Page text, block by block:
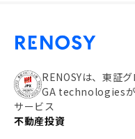
RENOSYは、東証
GA technologiesが
サービス
不動産投資